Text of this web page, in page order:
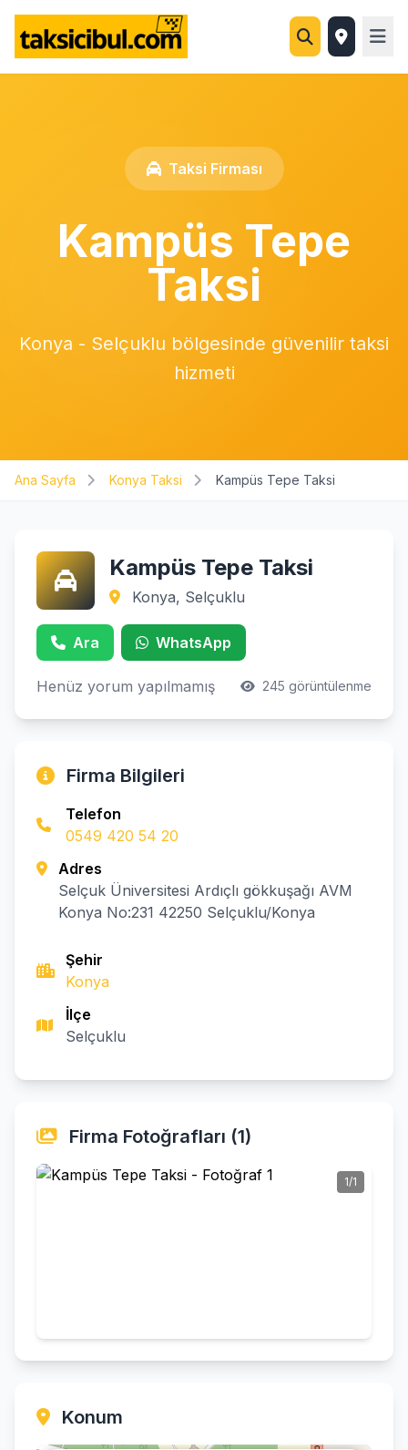
Taksi Firması
Kampüs Tepe
Taksi
Konya - Selçuklu bölgesinde güvenilir taksi
hizmeti
Ana Sayfa Konya Taksi Kampüs Tepe Taksi
Kampüs Tepe Taksi
Konya, Selçuklu
Ara WhatsApp
Henüz yorum yapılmamış 245 görüntülenme
Firma Bilgileri
Telefon
0549 420 54 20
Adres
Selçuk Üniversitesi Ardıçlı gökkuşağı AVM
Konya No:231 42250 Selçuklu/Konya
Şehir
Konya
İlçe
Selçuklu
Firma Fotoğrafları (1)
1/1
Konum